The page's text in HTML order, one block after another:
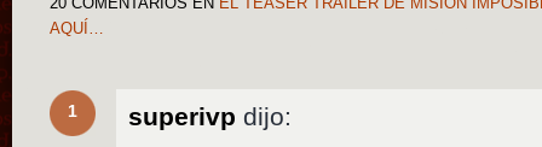
20 COMENTARIOS EN EL TEASER TRAILER DE MISIÓN
AQUÍ…
1 superivp dijo: